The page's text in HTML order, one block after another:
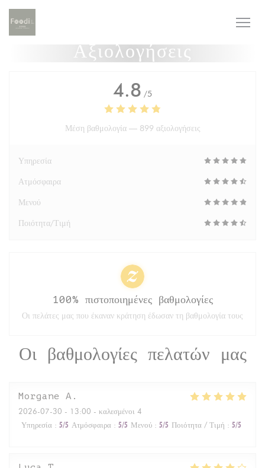
Πίνακας διαχείρισης "Μπισκότων" (Cookies)
Αξιολογήσεις
Οι βαθμολογίες πελατών μας
Morgane A
2026-07-30 - 13:00 - καλεσμένοι 4
Υπηρεσία : 5/5 Ατμόσφαιρα : 5/5 Μενού : 5/5 Ποιότητα / Τιμή : 5/5
4.8 /5
Μέση βαθμολογία — 899 αξιολογήσεις
Υπηρεσία
Ατμόσφαιρα
Μενού
Ποιότητα/Τιμή
100% πιστοποιημένες βαθμολογίες
Οι πελάτες μας που έκαναν κράτηση έδωσαν τη βαθμολογία τους